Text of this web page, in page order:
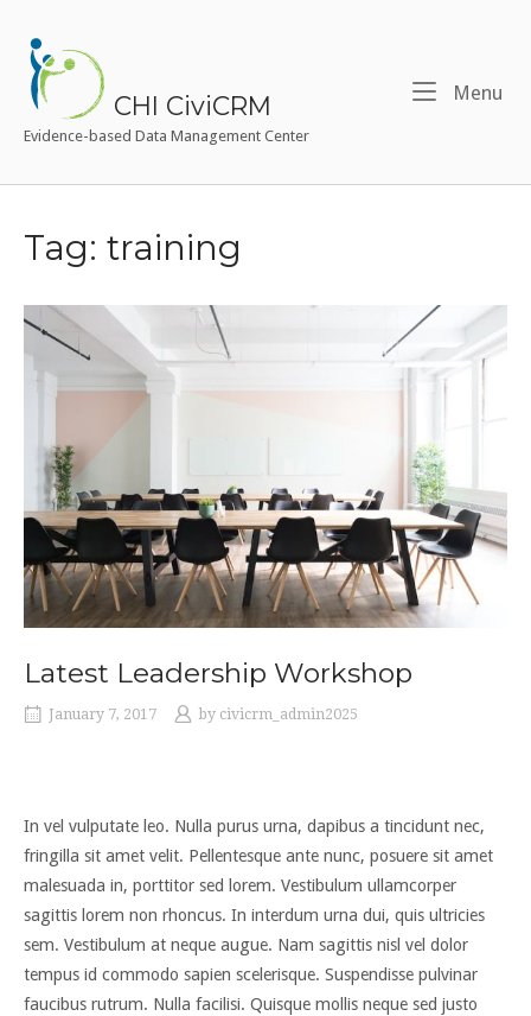
content
Home
CHI CiviCRM
Evidence-based Data Management Center
Menu
Tag: training
Latest Leadership Workshop
January 7, 2017 by civicrm_admin2025
In vel vulputate leo. Nulla purus urna, dapibus a tincidunt nec,
fringilla sit amet velit. Pellentesque ante nunc, posuere sit amet
malesuada in, porttitor sed lorem. Vestibulum ullamcorper
sagittis lorem non rhoncus. In interdum urna dui, quis ultricies
sem. Vestibulum at neque augue. Nam sagittis nisl vel dolor
tempus id commodo sapien scelerisque. Suspendisse pulvinar
faucibus rutrum. Nulla facilisi. Quisque mollis neque sed justo